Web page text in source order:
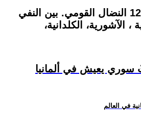
عشتار الفصول:12374 النضال القومي. بين النفي
، الآشورية، الكلدانية،
في العالم